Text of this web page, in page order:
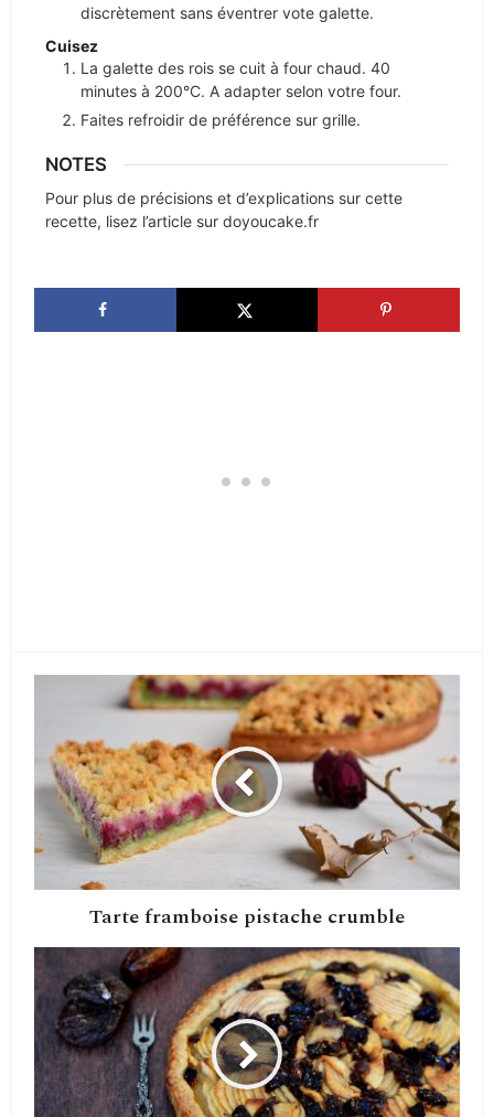
discrètement sans éventrer vote galette.
Cuisez
La galette des rois se cuit à four chaud. 40
minutes à 200°C. A adapter selon votre four.
Faites refroidir de préférence sur grille.
NOTES
Pour plus de précisions et d’explications sur cette
recette, lisez l’article sur doyoucake.fr
Tarte framboise pistache crumble